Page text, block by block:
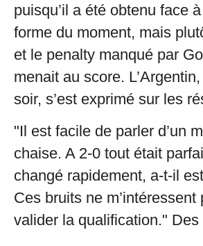
puisqu’il a été obtenu face
forme du moment, mais
et le penalty manqué par
menait au score.
soir, s’est exprimé sur les
"Il est facile de parler d’un
chaise. A 2-0 tout était
changé rapidement, a-t-il
Ces bruits ne
valider la qualification."